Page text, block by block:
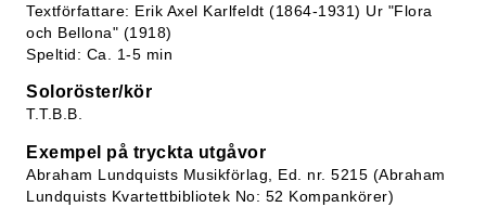
Textförfattare: Erik Axel Karlfeldt (1864-1931) Ur "Flora
och Bellona" (1918)
Speltid: Ca. 1-5 min
Soloröster/kör
T.T.B.B.
Exempel på tryckta utgåvor
Abraham Lundquists Musikförlag, Ed. nr. 5215 (Abraham
Lundquists Kvartettbibliotek No: 52 Kompankörer)